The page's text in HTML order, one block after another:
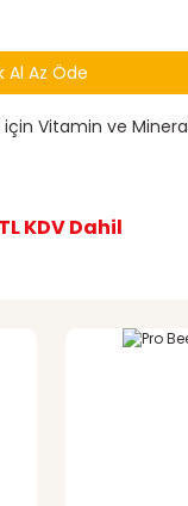
Al Az Öde
için Vitamin ve
KDV Dahil